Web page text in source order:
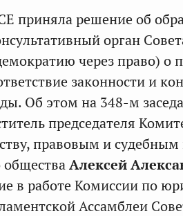
приняла решение об
орган
через право) о
законности и
Об этом на 348-м
председателя
правовым и
обществаАлексей
в работе Комиссии по
Ассамблеи